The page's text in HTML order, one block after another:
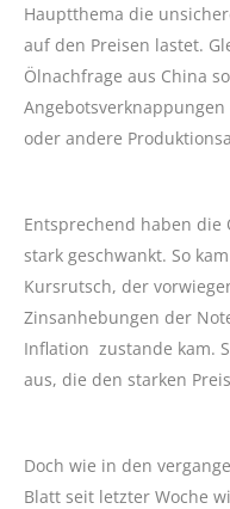
Hauptthema die
auf den Preisen lastet.
Ölnachfrage aus China
oder andere
Entsprechend haben die
stark geschwankt. So
Kursrutsch, der
Zinsanhebungen der
Inflation zustande kam.
aus, die den starken
Doch wie in den
Blatt seit letzter Woche